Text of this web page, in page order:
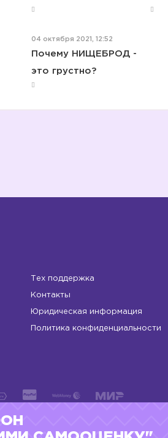
04 октября 2021, 12:52
Почему НИЩЕБРОД -
это грустно?
Тех поддержка
Контакты
Юридическая информация
Политика конфиденциальности